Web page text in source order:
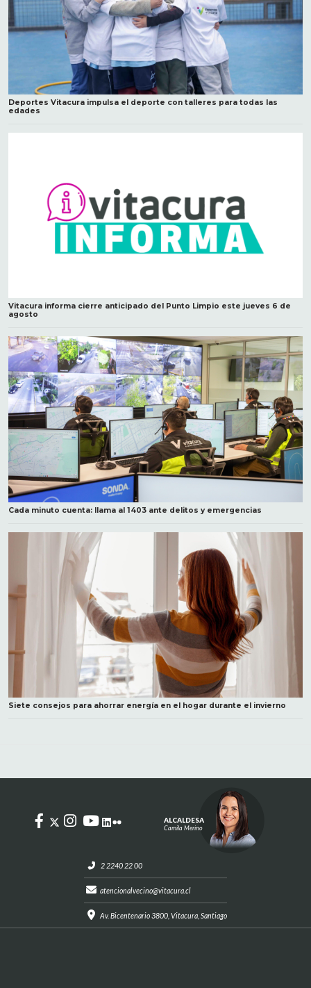
Deportes Vitacura impulsa el deporte con talleres para todas las
edades
Vitacura informa cierre anticipado del Punto Limpio este jueves 6 de
agosto
Cada minuto cuenta: llama al 1403 ante delitos y emergencias
Siete consejos para ahorrar energía en el hogar durante el invierno
2 2240 22 00
atencionalvecino@vitacura.cl
Av. Bicentenario 3800, Vitacura, Santiago
ALCALDESA
Camila Merino